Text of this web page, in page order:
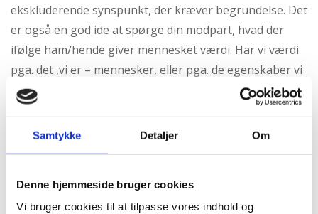
Samtykke Detaljer Om
Denne hjemmeside bruger cookies
Vi bruger cookies til at tilpasse vores indhold og
ekskluderende synspunkt, der kræver begrundelse. Det
er også en god ide at spørge din modpart, hvad der
ifølge ham/hende giver mennesket værdi. Har vi værdi
pga. det ,vi er – mennesker, eller pga. de egenskaber vi
har – et hjerte, der slår, evnen til at føle smerte,
bevidsthed etc. Hvis vores værdi afhænger af disse
egenskaber, betyder det så, at folk med pacemaker,
folk med begrænset eller manglende evne til at føle
end os andre? Med andre ord, hvis vores værdi bygger
på egenskaber, der udvikles gradvist, og som varierer